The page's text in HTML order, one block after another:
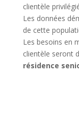
clientèle
Les données
de cette
Les besoins en
clientèle seront
résidence